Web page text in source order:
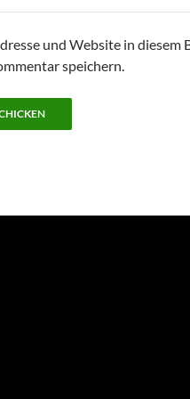
und Website in diesem
speichern.